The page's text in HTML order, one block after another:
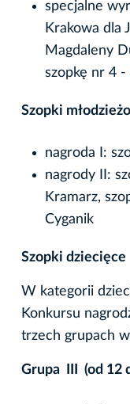
specjalne
Krakowa dla
Magdaleny
szopkę nr 4 -
Szopki
nagroda I:
nagrody II:
Kramarz,
Szopki dziecięce
W kategorii
Konkursu
trzech grupach
Grupa III (od 12